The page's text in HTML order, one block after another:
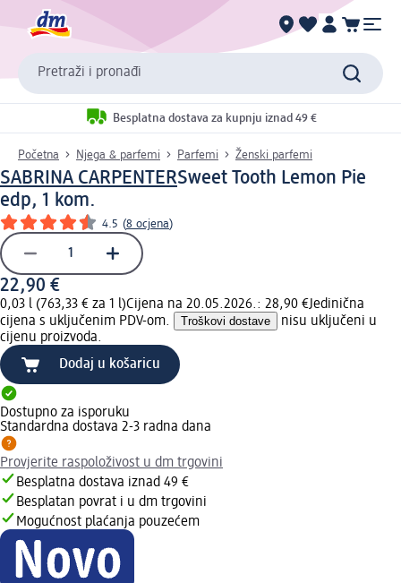
Pretraži i pronađi
Besplatna dostava za kupnju iznad 49 €
Početna Njega & parfemi Parfemi Ženski parfemi
SABRINA CARPENTERSweet Tooth Lemon Pie
edp, 1 kom.
4.5 (8 ocjena)
22,90 €
0,03 l (763,33 € za 1 l)Cijena na 20.05.2026.: 28,90 €Jedinična
cijena s uključenim PDV-om.
Troškovi dostave
nisu uključeni u
cijenu proizvoda.
Dodaj u košaricu
Dostupno za isporuku
Standardna dostava 2-3 radna dana
Provjerite raspoloživost u dm trgovini
Besplatna dostava iznad 49 €
Besplatan povrat i u dm trgovini
Mogućnost plaćanja pouzećem